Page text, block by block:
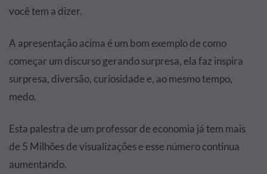
você tem a dizer.
A apresentação acima é um bom exemplo de como
começar um discurso gerando surpresa, ela faz inspira
surpresa, diversão, curiosidade e, ao mesmo tempo,
medo.
Esta palestra de um professor de economia já tem mais
de 5 Milhões de visualizações e esse número continua
aumentando.